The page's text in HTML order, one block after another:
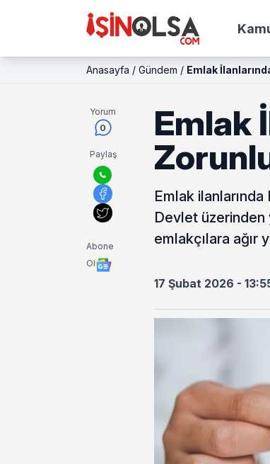
Anasayfa / Gündem / Emlak
Yorum
0
Paylaş
Abone
Ol
Emlak
Emlak ilanlarında
Devlet üzerinden
emlakçılara ağır
17 Şubat 2026 -